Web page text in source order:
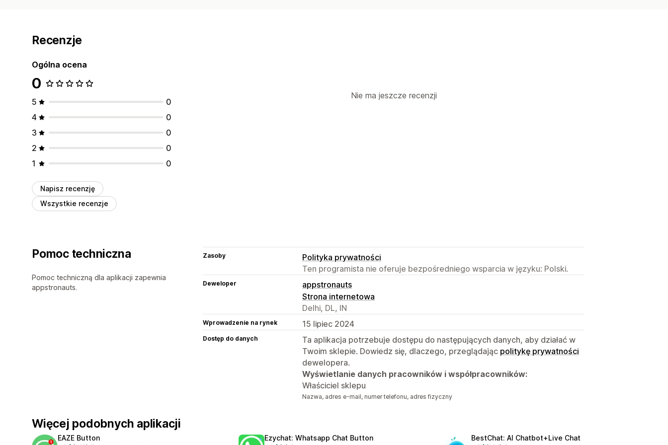
Recenzje
Ogólna ocena
0
5
0
4
0
3
0
2
0
1
0
Napisz recenzję
Wszystkie recenzje
Nie ma jeszcze recenzji
Pomoc techniczna
Pomoc techniczną dla aplikacji zapewnia
appstronauts.
Zasoby
Polityka prywatności
Ten programista nie oferuje bezpośredniego wsparcia w języku: Polski.
Deweloper
appstronauts
Strona internetowa
Delhi, DL, IN
Wprowadzenie na rynek 15 lipiec 2024
Dostęp do danych
Ta aplikacja potrzebuje dostępu do następujących danych, aby działać w
Twoim sklepie. Dowiedz się, dlaczego, przeglądając politykę prywatności
dewelopera.
Wyświetlanie danych pracowników i współpracowników:
Właściciel sklepu
Nazwa, adres e-mail, numer telefonu, adres fizyczny
Więcej podobnych aplikacji
EAZE Button Ezychat: Whatsapp Chat Button BestChat: AI Chatbot+Live Chat